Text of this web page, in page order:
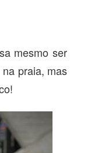
mesmo ser
praia, mas